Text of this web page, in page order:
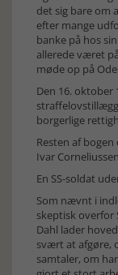
det sig bare om
efter mange
banke på hos
allerede været
møde op på
Den 16. oktober
borgerlige
Resten af
Ivar
En SS-soldat
Som nævnt i
skeptisk overfor
Dahl lader
svært at afgøre,
samtaler, om